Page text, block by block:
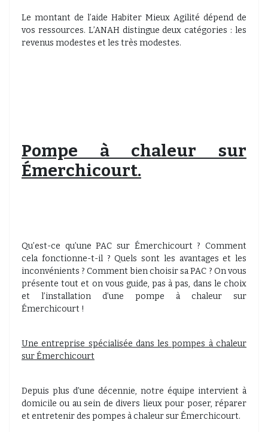
Le montant de l’aide Habiter Mieux Agilité dépend de
vos ressources. L’ANAH distingue deux catégories : les
revenus modestes et les très modestes.
Pompe à chaleur sur
Émerchicourt.
Qu’est-ce qu’une PAC sur Émerchicourt ? Comment
cela fonctionne-t-il ? Quels sont les avantages et les
inconvénients ? Comment bien choisir sa PAC ? On vous
présente tout et on vous guide, pas à pas, dans le choix
et l’installation d’une pompe à chaleur sur
Émerchicourt !
Une entreprise spécialisée dans les pompes à chaleur
sur Émerchicourt
Depuis plus d’une décennie, notre équipe intervient à
domicile ou au sein de divers lieux pour poser, réparer
et entretenir des pompes à chaleur sur Émerchicourt.